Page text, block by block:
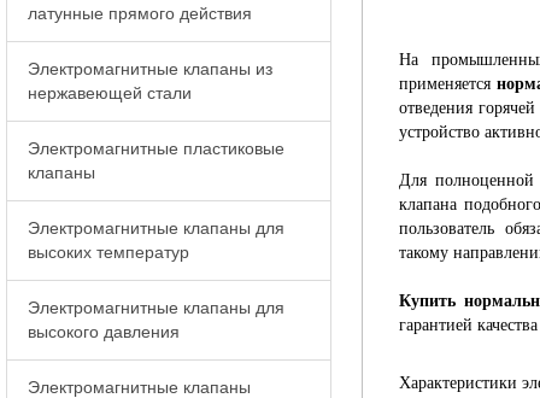
На
применяется
отведения
устройство
Для полноценной
клапана
пользователь
такому
Купить
гарантией
Характеристики
латунные прямого действия
Электромагнитные клапаны из
нержавеющей стали
Электромагнитные пластиковые
клапаны
Электромагнитные клапаны для
высоких температур
Электромагнитные клапаны для
высокого давления
Электромагнитные клапаны